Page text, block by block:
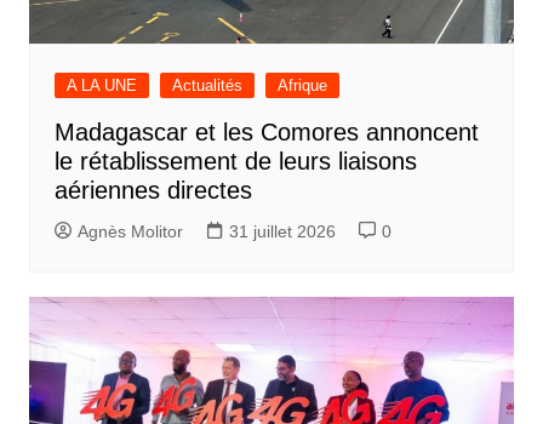
A LA UNE Actualités Afrique
Madagascar et les Comores annoncent
le rétablissement de leurs liaisons
aériennes directes
Agnès Molitor 31 juillet 2026 0